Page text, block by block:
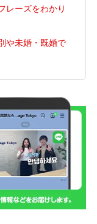
レーズをわかり
や未婚・既婚で